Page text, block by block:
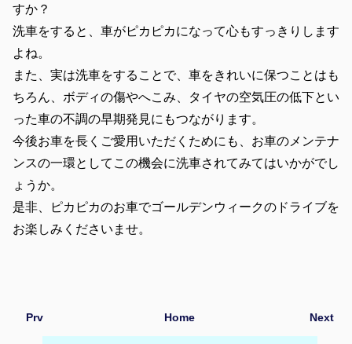
すか？
洗車をすると、車がピカピカになって心もすっきりします
よね。
また、実は洗車をすることで、車をきれいに保つことはも
ちろん、ボディの傷やへこみ、タイヤの空気圧の低下とい
った車の不調の早期発見にもつながります。
今後お車を長くご愛用いただくためにも、お車のメンテナ
ンスの一環としてこの機会に洗車されてみてはいかがでし
ょうか。
是非、ピカピカのお車でゴールデンウィークのドライブを
お楽しみくださいませ。
Prv Next
Home